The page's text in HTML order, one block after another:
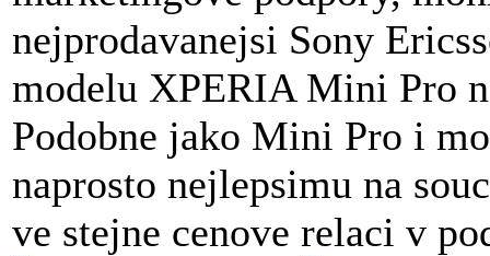
nejprodavanejsi Sony
modelu XPERIA Mini Pro
Podobne jako Mini Pro i
naprosto nejlepsimu na
ve stejne cenove relaci v